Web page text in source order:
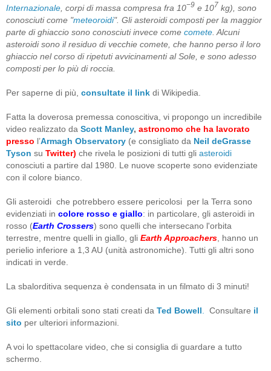
Internazionale, corpi di massa compresa fra 10−9 e 107 kg), sono
conosciuti come "meteoroidi". Gli asteroidi composti per la maggior
parte di ghiaccio sono conosciuti invece come comete. Alcuni
asteroidi sono il residuo di vecchie comete, che hanno perso il loro
ghiaccio nel corso di ripetuti avvicinamenti al Sole, e sono adesso
composti per lo più di roccia.
Per saperne di più, consultate il link di Wikipedia.
Fatta la doverosa premessa conoscitiva, vi propongo un incredibile
video realizzato da Scott Manley, astronomo che ha lavorato
presso l’Armagh Observatory (e consigliato da Neil deGrasse
Tyson su Twitter) che rivela le posizioni di tutti gli asteroidi
conosciuti a partire dal 1980. Le nuove scoperte sono evidenziate
con il colore bianco.
Gli asteroidi che potrebbero essere pericolosi per la Terra sono
evidenziati in colore rosso e giallo: in particolare, gli asteroidi in
rosso (Earth Crossers) sono quelli che intersecano l'orbita
terrestre, mentre quelli in giallo, gli Earth Approachers, hanno un
perielio inferiore a 1,3 AU (unità astronomiche). Tutti gli altri sono
indicati in verde.
La sbalorditiva sequenza è condensata in un filmato di 3 minuti!
Gli elementi orbitali sono stati creati da Ted Bowell. Consultare il
sito per ulteriori informazioni.
A voi lo spettacolare video, che si consiglia di guardare a tutto
schermo.